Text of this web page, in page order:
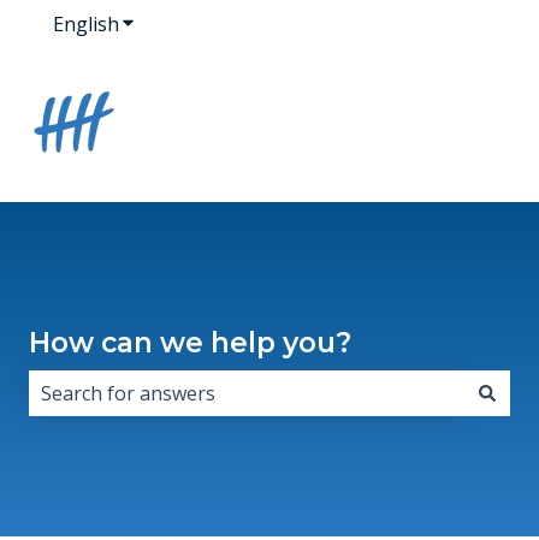
EnglishShow submenu for translations
How can we help you?